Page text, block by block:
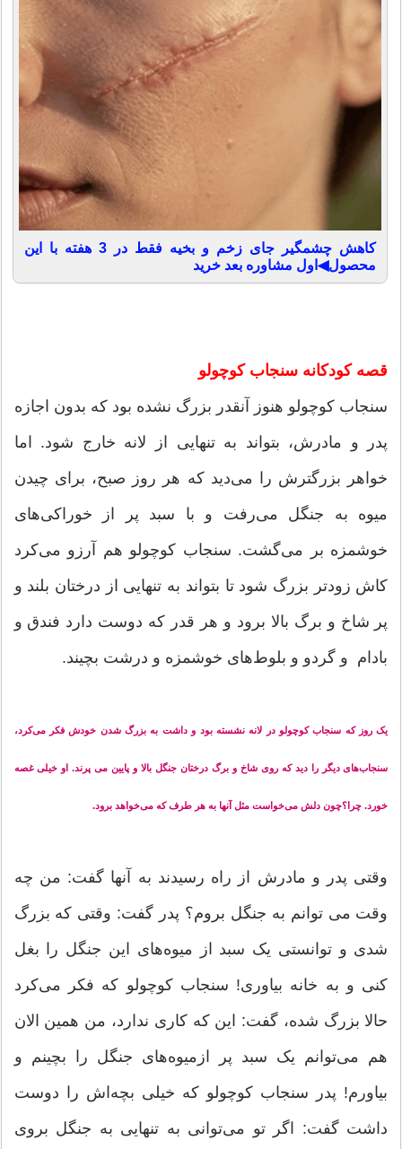
کاهش چشمگیر جای زخم و بخیه فقط در 3 هفته با این
محصول◀اول مشاوره بعد خرید
قصه کودکانه سنجاب کوچولو
سنجاب کوچولو هنوز آنقدر بزرگ نشده بود که بدون اجازه
پدر و مادرش، بتواند به تنهایی از لانه خارج شود. اما
خواهر بزرگترش را می‌دید که هر روز صبح، برای چیدن
میوه به جنگل می‌رفت و با سبد پر از خوراکی‌های
خوشمزه بر می‌گشت. سنجاب کوچولو هم آرزو می‌کرد
کاش زودتر بزرگ شود تا بتواند به تنهایی از درختان بلند و
پر شاخ و برگ بالا برود و هر قدر که دوست دارد فندق و
بادام و گردو و بلوط‌های خوشمزه و درشت بچیند.
یک روز که سنجاب کوچولو در لانه نشسته بود و داشت به بزرگ شدن خودش فکر می‌کرد،
سنجاب‌های دیگر را دید که روی شاخ و برگ درختان جنگل بالا و پایین می پرند. او خیلی غصه
خورد. چرا؟چون دلش می‌خواست مثل آنها به هر طرف که می‌خواهد برود.
وقتی پدر و مادرش از راه رسیدند به آنها گفت: من چه
وقت می توانم به جنگل بروم؟ پدر گفت: وقتی که بزرگ
شدی و توانستی یک سبد از میوه‌های این جنگل را بغل
کنی و به خانه بیاوری! سنجاب کوچولو که فکر می‌کرد
حالا بزرگ شده، گفت: این که کاری ندارد، من همین الان
هم می‌توانم یک سبد پر ازمیوه‌های جنگل را بچینم و
بیاورم! پدر سنجاب کوچولو که خیلی بچه‌اش را دوست
داشت گفت: اگر تو می‌توانی به تنهایی به جنگل بروی